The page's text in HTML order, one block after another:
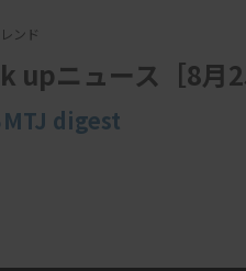
ンド
upニュース［8月
MTJ digest